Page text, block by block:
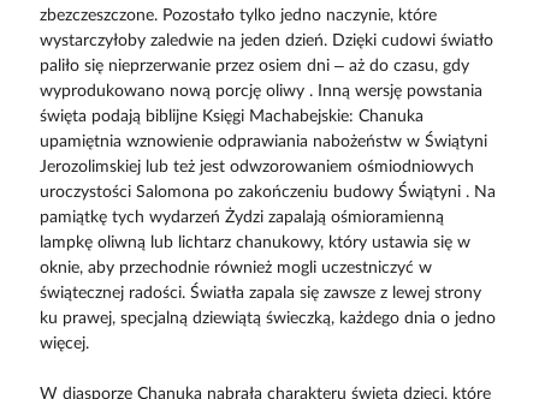
zbezczeszczone. Pozostało tylko jedno naczynie, które
wystarczyłoby zaledwie na jeden dzień. Dzięki cudowi światło
paliło się nieprzerwanie przez osiem dni – aż do czasu, gdy
wyprodukowano nową porcję oliwy . Inną wersję powstania
święta podają biblijne Księgi Machabejskie: Chanuka
upamiętnia wznowienie odprawiania nabożeństw w Świątyni
Jerozolimskiej lub też jest odwzorowaniem ośmiodniowych
uroczystości Salomona po zakończeniu budowy Świątyni . Na
pamiątkę tych wydarzeń Żydzi zapalają ośmioramienną
lampkę oliwną lub lichtarz chanukowy, który ustawia się w
oknie, aby przechodnie również mogli uczestniczyć w
świątecznej radości. Światła zapala się zawsze z lewej strony
ku prawej, specjalną dziewiątą świeczką, każdego dnia o jedno
więcej.
W diasporze Chanuka nabrała charakteru święta dzieci, które